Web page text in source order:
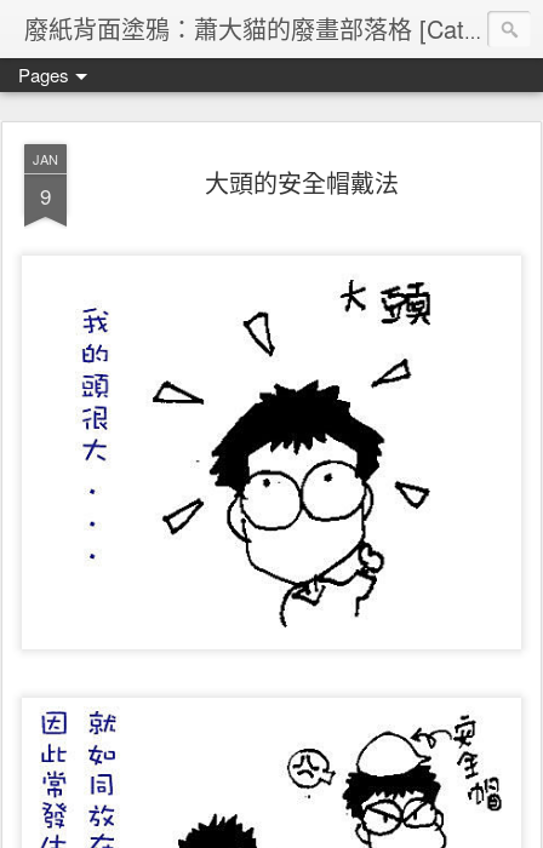
廢紙背面塗鴉：蕭大貓的廢畫部落格 [Cat's blog]
Pages
JAN
9 大頭的安全帽戴法